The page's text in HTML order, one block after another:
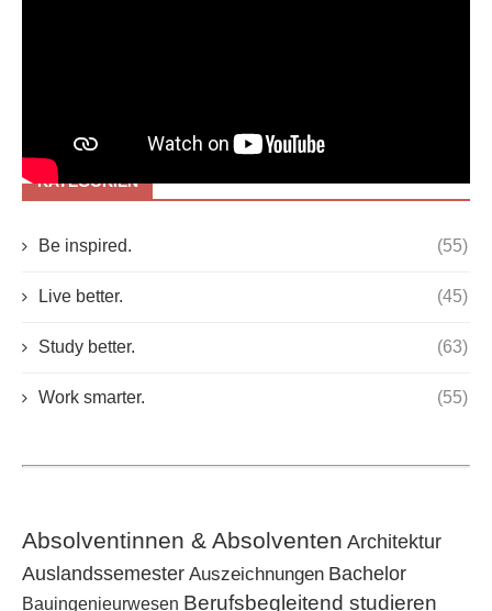
KATEGORIEN
Be inspired. (55)
Live better. (45)
Study better. (63)
Work smarter. (55)
Absolventinnen & Absolventen Architektur
Auslandssemester Auszeichnungen Bachelor
Bauingenieurwesen Berufsbegleitend studieren